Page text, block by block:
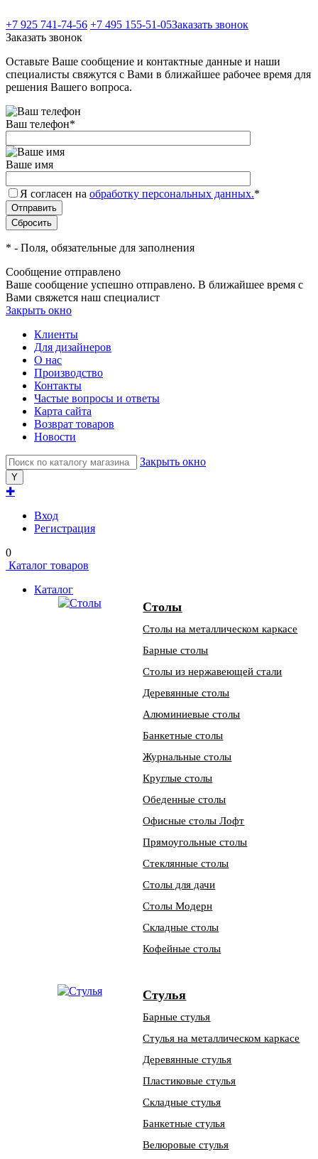
+7 925 741-74-56 +7 495 155-51-05Заказать звонок
Заказать звонок
Оставьте Ваше сообщение и контактные данные и наши
специалисты свяжутся с Вами в ближайшее рабочее время для
решения Вашего вопроса.
Ваш телефон*
Ваше имя
Я согласен на обработку персональных данных.*
* - Поля, обязательные для заполнения
Сообщение отправлено
Ваше сообщение успешно отправлено. В ближайшее время с
Вами свяжется наш специалист
Закрыть окно
Клиенты
Для дизайнеров
О нас
Производство
Контакты
Частые вопросы и ответы
Карта сайта
Возврат товаров
Новости
Закрыть окно
✚
Вход
Регистрация
0
Каталог товаров
Каталог
Столы
Столы на металлическом каркасе
Барные столы
Столы из нержавеющей стали
Деревянные столы
Алюминиевые столы
Банкетные столы
Журнальные столы
Круглые столы
Обеденные столы
Офисные столы Лофт
Прямоугольные столы
Стеклянные столы
Столы для дачи
Столы Модерн
Складные столы
Кофейные столы
Стулья
Барные стулья
Стулья на металлическом каркасе
Деревянные стулья
Пластиковые стулья
Складные стулья
Банкетные стулья
Велюровые стулья